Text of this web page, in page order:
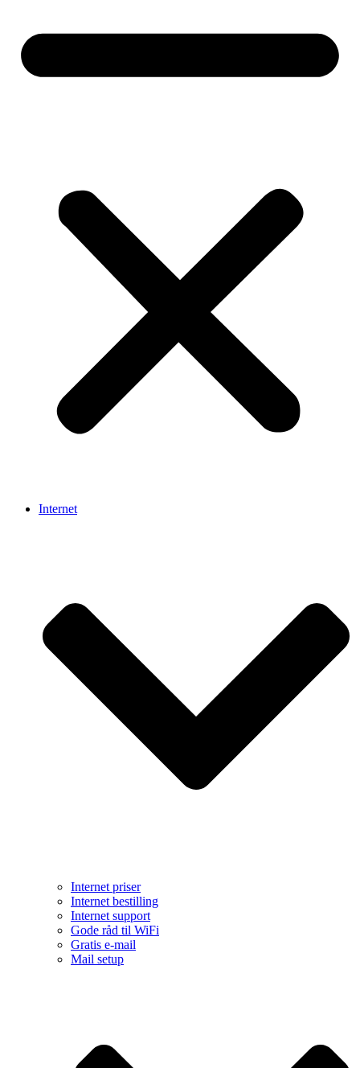
Internet
Internet priser
Internet bestilling
Internet support
Gode råd til WiFi
Gratis e-mail
Mail setup